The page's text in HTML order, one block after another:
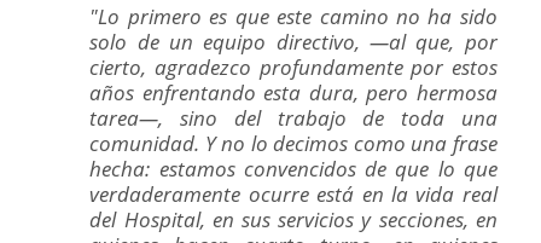
"Lo primero es que este camino no ha sido
solo de un equipo directivo, —al que, por
cierto, agradezco profundamente por estos
años enfrentando esta dura, pero hermosa
tarea—, sino del trabajo de toda una
comunidad. Y no lo decimos como una frase
hecha: estamos convencidos de que lo que
verdaderamente ocurre está en la vida real
del Hospital, en sus servicios y secciones, en